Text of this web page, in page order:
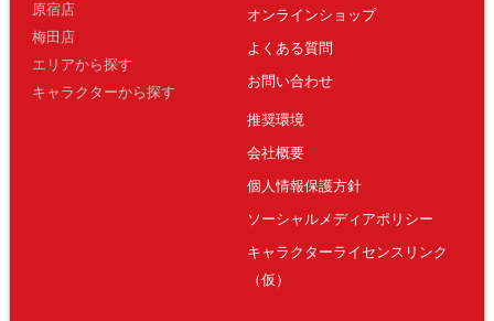
原宿店
梅田店
エリアから探す
キャラクターから探す
オンラインショップ
よくある質問
お問い合わせ
推奨環境
会社概要
個人情報保護方針
ソーシャルメディアポリシー
キャラクターライセンスリンク
（仮）